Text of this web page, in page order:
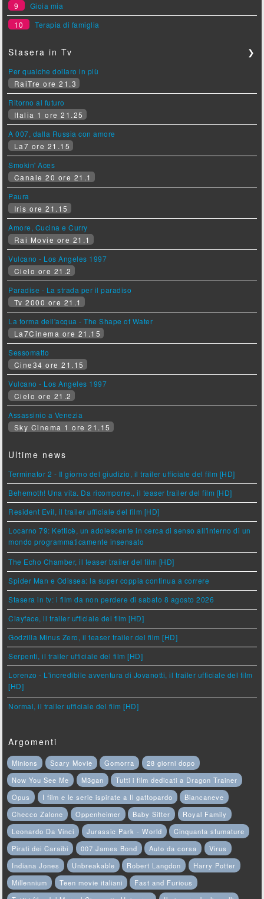
9
Gioia mia
10
Terapia di famiglia
Stasera in Tv ❯
Per qualche dollaro in più
RaiTre ore 21.3
Ritorno al futuro
Italia 1 ore 21.25
A 007, dalla Russia con amore
La7 ore 21.15
Smokin' Aces
Canale 20 ore 21.1
Paura
Iris ore 21.15
Amore, Cucina e Curry
Rai Movie ore 21.1
Vulcano - Los Angeles 1997
Cielo ore 21.2
Paradise - La strada per il paradiso
Tv 2000 ore 21.1
La forma dell'acqua - The Shape of Water
La7Cinema ore 21.15
Sessomatto
Cine34 ore 21.15
Vulcano - Los Angeles 1997
Cielo ore 21.2
Assassinio a Venezia
Sky Cinema 1 ore 21.15
Ultime news
Terminator 2 - Il giorno del giudizio, il trailer ufficiale del film [HD]
Behemoth! Una vita. Da ricomporre., il teaser trailer del film [HD]
Resident Evil, il trailer ufficiale del film [HD]
Locarno 79: Ketticè, un adolescente in cerca di senso all'interno di un
mondo programmaticamente insensato
The Echo Chamber, il teaser trailer del film [HD]
Spider Man e Odissea: la super coppia continua a correre
Stasera in tv: i film da non perdere di sabato 8 agosto 2026
Clayface, il trailer ufficiale del film [HD]
Godzilla Minus Zero, il teaser trailer del film [HD]
Serpenti, il trailer ufficiale del film [HD]
Lorenzo - L'incredibile avventura di Jovanotti, il trailer ufficiale del film
[HD]
Normal, il trailer ufficiale del film [HD]
Argomenti
Minions Scary Movie Gomorra
28 giorni dopo
Now You See Me
M3gan
Tutti i film dedicati a Dragon Trainer
Opus
I film e le serie ispirate a Il gattopardo
Biancaneve
Checco Zalone
Oppenheimer Baby Sitter
Royal Family
Leonardo Da Vinci
Jurassic Park - World
Cinquanta sfumature
Pirati dei Caraibi
007 James Bond Auto da corsa
Virus
Indiana Jones
Unbreakable Robert Langdon
Harry Potter
Millennium
Teen movie italiani
Fast and Furious